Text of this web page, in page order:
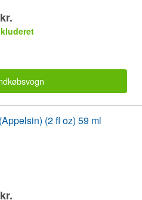
(2 fl oz) 59 ml